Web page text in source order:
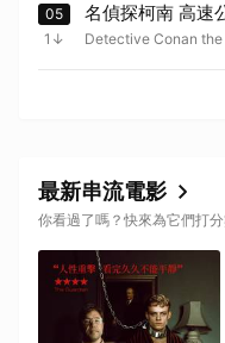
05
1
名偵探柯南 高速
Detective Conan
最新串流電影
你看過了嗎？快來為它們打